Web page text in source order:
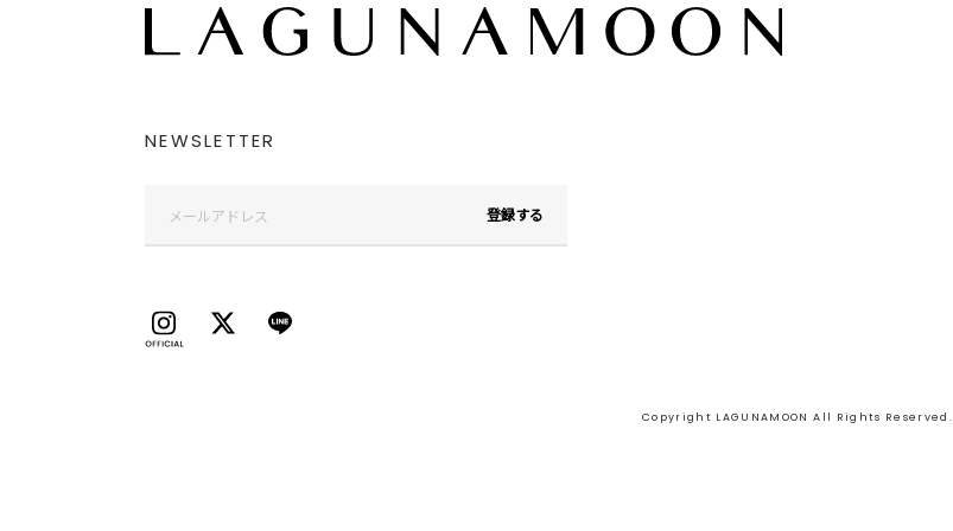
NEWSLETTER
登録する
Copyright LAGUNAMOON All Rights Reserved.